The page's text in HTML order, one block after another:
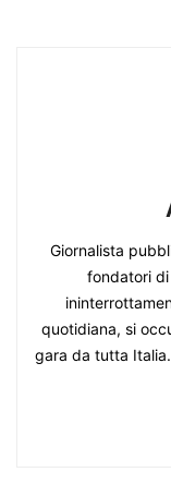
Giornalista
fondatori
quotidiana, si
gara da tutta